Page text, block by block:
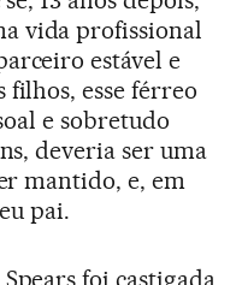
vida profissional
estável e
filhos, esse férreo
e sobretudo
deveria ser uma
mantido, e, em
pai.